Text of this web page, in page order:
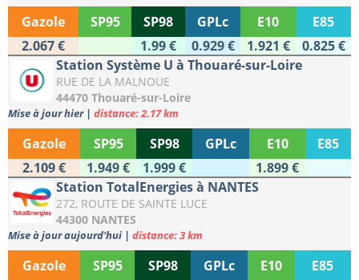
Gazole SP95 SP98 GPLc E10
E85
2.067 €
1.99 € 0.929 € 1.921 €
0.825 €
Station Système U à Thouaré-sur-Loire
RUE DE LA MALNOUE
44470 Thouaré-sur-Loire
Mise à jour hier | distance: 2.17 km
Gazole SP95 SP98 GPLc E10
E85
2.109 €
1.949 € 1.999 €
1.899 €
Station TotalEnergies à NANTES
272, ROUTE DE SAINTE LUCE
44300 NANTES
Mise à jour aujourd'hui | distance: 3 km
Gazole SP95 SP98 GPLc E10
E85